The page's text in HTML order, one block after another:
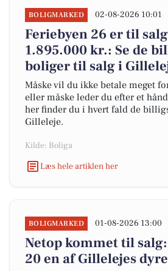
BOLIGMARKED 02-08-2026 10:01
Feriebyen 26 er til
1.895.000 kr.: Se de
boliger til salg i
Måske vil du ikke betale meget
eller måske leder du efter et
her finder du i hvert fald de
Gilleleje.
Kilde: Boliga
Læs hele artiklen her
BOLIGMARKED 01-08-2026 13:00
Netop kommet til
20 en af Gillelejes